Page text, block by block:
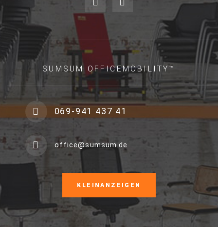
SUMSUM OFFICEMÖBILITY™
069-941 437 41
office@sumsum.de
KLEINANZEIGEN